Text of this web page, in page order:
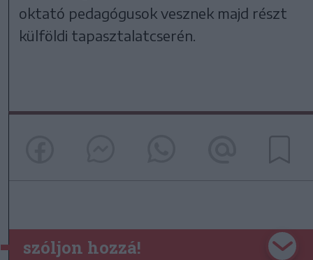
oktató pedagógusok vesznek majd részt
külföldi tapasztalatcserén.
szóljon hozzá!